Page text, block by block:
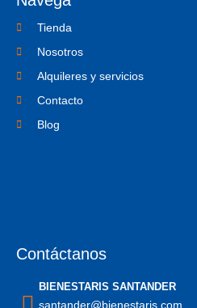
k
f
m
Tienda
Nosotros
Alquileres y servicios
Contacto
Blog
Contáctanos
BIENESTARIS SANTANDER
santander@bienestaris.com